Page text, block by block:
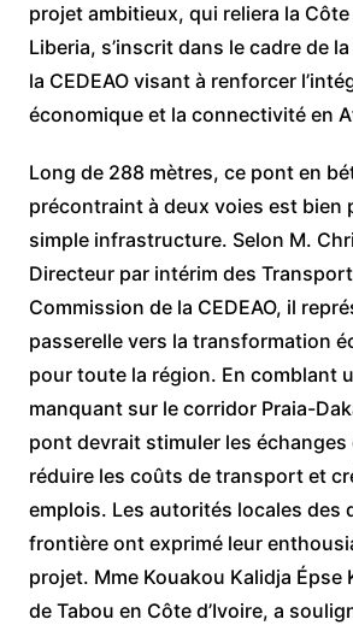
projet ambitieux, qui reliera la Côte
Liberia, s’inscrit dans le cadre de
la CEDEAO visant à renforcer
économique et la connectivité en
Long de 288 mètres, ce pont en
précontraint à deux voies est bien
simple infrastructure. Selon M.
Directeur par intérim des
Commission de la CEDEAO, il
passerelle vers la transformation
pour toute la région. En comblant
manquant sur le corridor Praia-
pont devrait stimuler les échanges
réduire les coûts de transport et
emplois. Les autorités locales des
frontière ont exprimé leur
projet. Mme Kouakou Kalidja Épse
de Tabou en Côte d’Ivoire, a